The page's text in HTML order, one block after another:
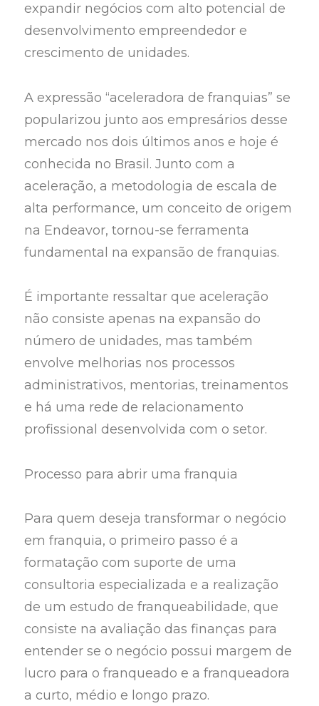
expandir negócios com alto potencial de
desenvolvimento empreendedor e
crescimento de unidades.
A expressão “aceleradora de franquias” se
popularizou junto aos empresários desse
mercado nos dois últimos anos e hoje é
conhecida no Brasil. Junto com a
aceleração, a metodologia de escala de
alta performance, um conceito de origem
na Endeavor, tornou-se ferramenta
fundamental na expansão de franquias.
É importante ressaltar que aceleração
não consiste apenas na expansão do
número de unidades, mas também
envolve melhorias nos processos
administrativos, mentorias, treinamentos
e há uma rede de relacionamento
profissional desenvolvida com o setor.
Processo para abrir uma franquia
Para quem deseja transformar o negócio
em franquia, o primeiro passo é a
formatação com suporte de uma
consultoria especializada e a realização
de um estudo de franqueabilidade, que
consiste na avaliação das finanças para
entender se o negócio possui margem de
lucro para o franqueado e a franqueadora
a curto, médio e longo prazo.